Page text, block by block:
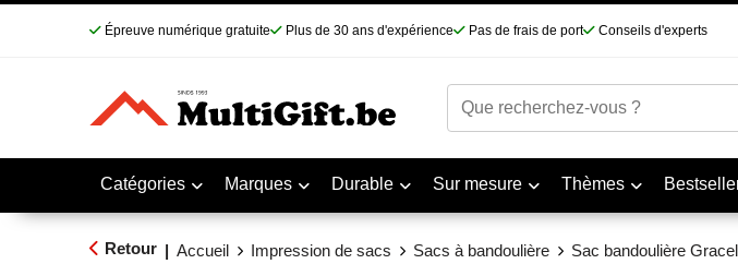
Épreuve numérique gratuite Plus de 30 ans d'expérience Pas de frais de port Conseils d'experts
Catégories Marques Durable Sur mesure Thèmes
Retour | Accueil Impression de sacs Sacs à bandoulière Sac bandoulière